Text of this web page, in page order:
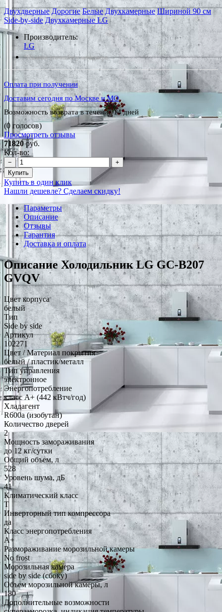
Двухдверные Дорогие Белые Двухкамерные Шириной 90 см
Side-by-side Двухкамерные LG
Производитель:
LG
*Наличие уточняйте у менеджера
Оплата при получении
Доставим сегодня по Москве и МО
Возможность возврата в течение 14 дней
(0 голосов)
Просмотреть отзывы
71820руб.
Кол-во:
−
+
Купить
Купить в один клик
Нашли дешевле? Сделаем скидку!
Параметры
Описание
Отзывы
Гарантия
Доставка и оплата
Описание Холодильник LG GC-B207
GVQV
Цвет корпуса
белый
Тип
Side by side
Артикул
102271
Цвет / Материал покрытия
белый / пластик/металл
Тип управления
электронное
Энергопотребление
класс A+ (442 кВтч/год)
Хладагент
R600a (изобутан)
Количество дверей
2
Мощность замораживания
до 12 кг/cутки
Общий объем, л
528
Уровень шума, дБ
41
Климатический класс
T
Инверторный тип компрессора
да
Класс энергопотребления
A+
Размораживание морозильной камеры
No frost
Морозильная камера
side by side (сбоку)
Объем морозильной камеры, л
180
Дополнительные возможности